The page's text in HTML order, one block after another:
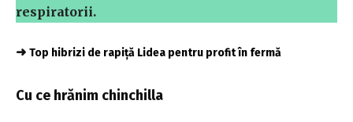
respiratorii.
➜ Top hibrizi de rapiță Lidea pentru profit în fermă
Cu ce hrănim chinchilla